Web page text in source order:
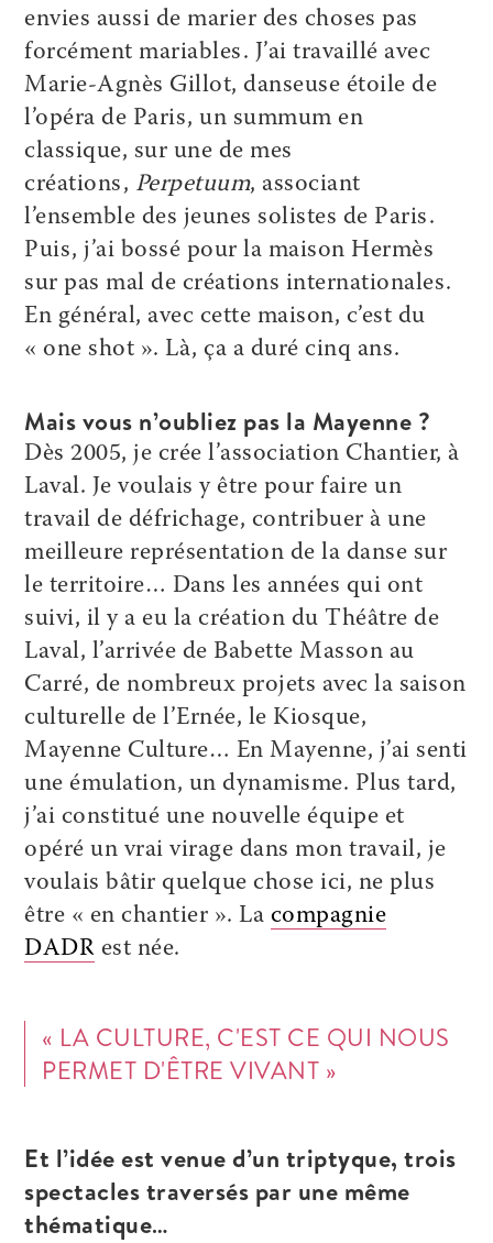
envies aussi de marier des choses pas
forcément mariables. J’ai travaillé avec
Marie-Agnès Gillot, danseuse étoile de
l’opéra de Paris, un summum en
classique, sur une de mes
créations, Perpetuum, associant
l’ensemble des jeunes solistes de Paris.
Puis, j’ai bossé pour la maison Hermès
sur pas mal de créations internationales.
En général, avec cette maison, c’est du
« one shot ». Là, ça a duré cinq ans.
Mais vous n’oubliez pas la Mayenne ?
Dès 2005, je crée l’association Chantier, à
Laval. Je voulais y être pour faire un
travail de défrichage, contribuer à une
meilleure représentation de la danse sur
le territoire… Dans les années qui ont
suivi, il y a eu la création du Théâtre de
Laval, l’arrivée de Babette Masson au
Carré, de nombreux projets avec la saison
culturelle de l’Ernée, le Kiosque,
Mayenne Culture… En Mayenne, j’ai senti
une émulation, un dynamisme. Plus tard,
j’ai constitué une nouvelle équipe et
opéré un vrai virage dans mon travail, je
voulais bâtir quelque chose ici, ne plus
être « en chantier ». La compagnie
DADR est née.
« LA CULTURE, C'EST CE QUI NOUS
PERMET D'ÊTRE VIVANT »
Et l’idée est venue d’un triptyque, trois
spectacles traversés par une même
thématique…